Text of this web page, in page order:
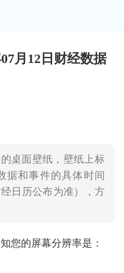
月12日财经数据
桌面壁纸，壁纸上标
据和事件的具体时间
日历公布为准），方
您的屏幕分辨率是：